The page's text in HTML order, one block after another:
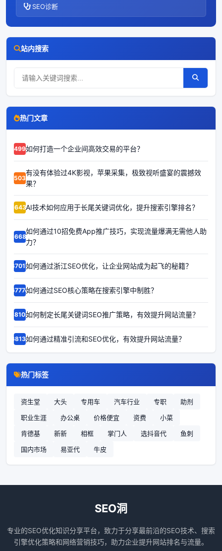
SEO诊断
站内搜索
热门文章
64995如何打造一个企业间高效交易的平台？
65035
有没有体验过4K影视，苹果采集，极致视听盛宴的震撼效
果？
66431AI技术如何应用于长尾关键词优化，提升搜索引擎排名？
66687
如何通过10招免费App推广技巧，实现流量爆满无需他人助
力？
67017如何通过浙江SEO优化，让企业网站成为起飞的秘籍？
67774如何通过SEO核心策略在搜索引擎中制胜？
68102如何制定长尾关键词SEO推广策略，有效提升网站流量？
68131如何通过精准引流和SEO优化，有效提升网站流量？
热门标签
资生堂 大头 专用车 汽车行业 专职
助剂
职业生涯
办公桌 价格便宜 资费
小菜
肯德基
新新 相框 掌门人 选抖音代
鱼刺
国内市场
易亚代 牛皮
SEO洞
专业的SEO优化知识分享平台，致力于分享最前沿的SEO技术、搜索
引擎优化策略和网络营销技巧，助力企业提升网站排名与流量。